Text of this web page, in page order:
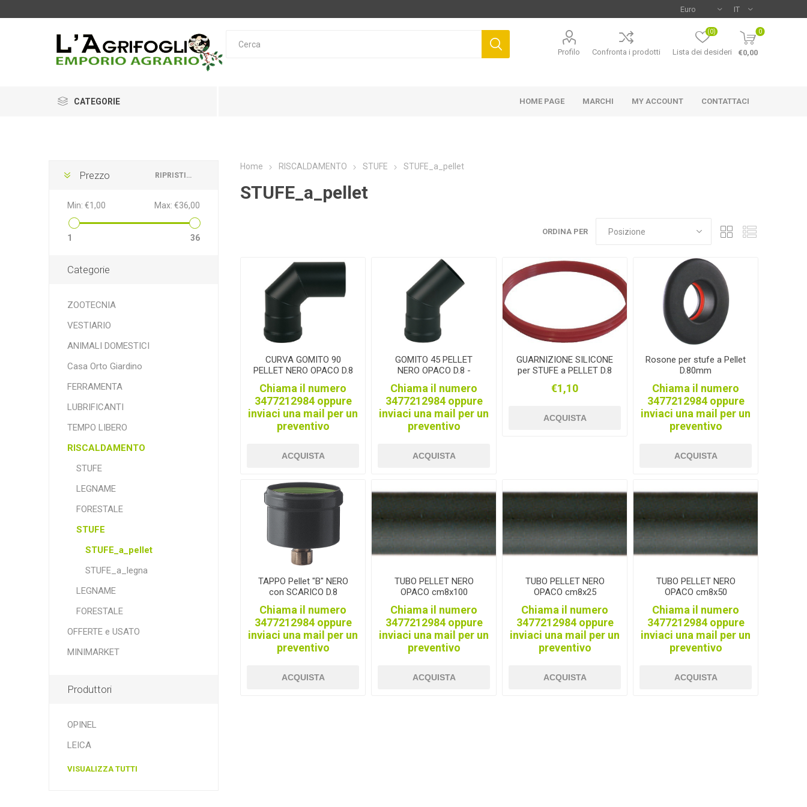
Profilo Confronta i prodotti Lista dei desideri
(0) 0
€0,00
CATEGORIE HOME PAGE MARCHI
OPINEL LEICA
lagrifoglio ITALPOLLINA TREEMME pollyboot STEINOEL
ORTOMIO COFRA ALP ACME EUTRA RALF
CHREON FENCELINE APIFONDA
Plein Air GIANNI GUIDOLIN PADOVAN M.ECCEL ORBIS ZERO knipex
SARTORE TAMOIL ALLEGRI RINALDI PROgarden DURACELL SAMURAI
MY ACCOUNT CONTATTACI
Home RISCALDAMENTO STUFE STUFE_a_pellet
STUFE_a_pellet
ORDINA PER
CURVA GOMITO 90
PELLET NERO OPACO D.8
Chiama il numero
3477212984 oppure
inviaci una mail per un
preventivo
ACQUISTA
GOMITO 45 PELLET
NERO OPACO D.8 -
Chiama il numero
3477212984 oppure
inviaci una mail per un
preventivo
ACQUISTA
GUARNIZIONE SILICONE
per STUFE a PELLET D.8
€1,10
ACQUISTA
Rosone per stufe a Pellet
D.80mm
Chiama il numero
3477212984 oppure
inviaci una mail per un
preventivo
ACQUISTA
TAPPO Pellet "B" NERO
con SCARICO D.8
Chiama il numero
3477212984 oppure
inviaci una mail per un
preventivo
ACQUISTA
TUBO PELLET NERO
OPACO cm8x100
Chiama il numero
3477212984 oppure
inviaci una mail per un
preventivo
ACQUISTA
TUBO PELLET NERO
OPACO cm8x25
Chiama il numero
3477212984 oppure
inviaci una mail per un
preventivo
ACQUISTA
TUBO PELLET NERO
OPACO cm8x50
Chiama il numero
3477212984 oppure
inviaci una mail per un
preventivo
ACQUISTA
RIPRISTINA
Prezzo
Min: €1,00 Max: €36,00
1 36
Categorie
ZOOTECNIA
VESTIARIO
ANIMALI DOMESTICI
Casa Orto Giardino
FERRAMENTA
LUBRIFICANTI
TEMPO LIBERO
RISCALDAMENTO
STUFE
LEGNAME
FORESTALE
STUFE
STUFE_a_pellet
STUFE_a_legna
LEGNAME
FORESTALE
OFFERTE e USATO
MINIMARKET
Produttori
OPINEL
LEICA
VISUALIZZA TUTTI